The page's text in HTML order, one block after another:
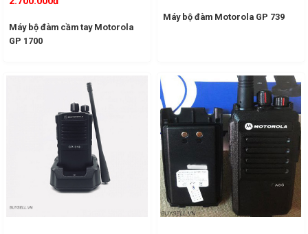
Máy bộ đàm cầm tay Motorola
GP 1700
Máy bộ đàm Motorola GP 739